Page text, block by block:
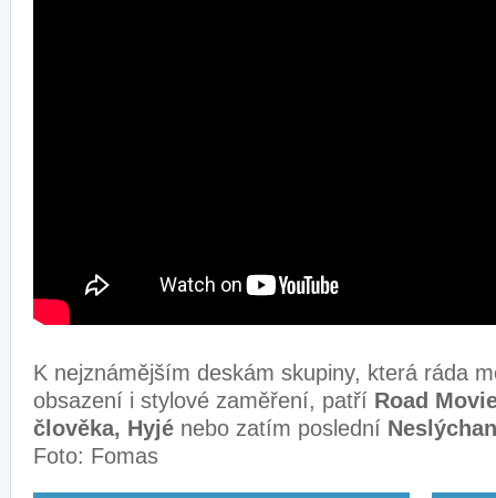
K nejznámějším deskám skupiny, která ráda
obsazení i stylové zaměření, patří Road
člověka, Hyjé nebo zatím poslední
Foto: Fomas